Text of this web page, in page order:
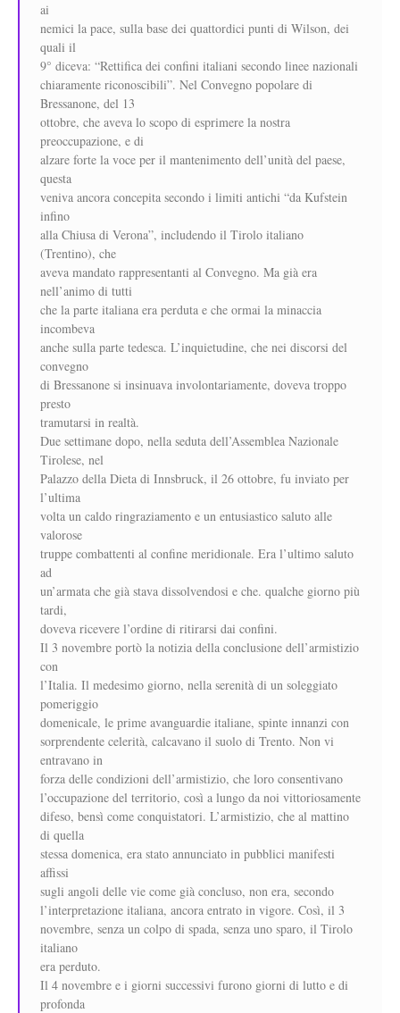
ai
nemici la pace, sulla base dei quattordici punti di Wilson, dei
quali il
9° diceva: “Rettifica dei confini italiani secondo linee nazionali
chiaramente riconoscibili”. Nel Convegno popolare di
Bressanone, del 13
ottobre, che aveva lo scopo di esprimere la nostra
preoccupazione, e di
alzare forte la voce per il mantenimento dell’unità del paese,
questa
veniva ancora concepita secondo i limiti antichi “da Kufstein
infino
alla Chiusa di Verona”, includendo il Tirolo italiano
(Trentino), che
aveva mandato rappresentanti al Convegno. Ma già era
nell’animo di tutti
che la parte italiana era perduta e che ormai la minaccia
incombeva
anche sulla parte tedesca. L’inquietudine, che nei discorsi del
convegno
di Bressanone si insinuava involontariamente, doveva troppo
presto
tramutarsi in realtà.
Due settimane dopo, nella seduta dell’Assemblea Nazionale
Tirolese, nel
Palazzo della Dieta di Innsbruck, il 26 ottobre, fu inviato per
l’ultima
volta un caldo ringraziamento e un entusiastico saluto alle
valorose
truppe combattenti al confine meridionale. Era l’ultimo saluto
ad
un’armata che già stava dissolvendosi e che. qualche giorno più
tardi,
doveva ricevere l’ordine di ritirarsi dai confini.
Il 3 novembre portò la notizia della conclusione dell’armistizio
con
l’Italia. Il medesimo giorno, nella serenità di un soleggiato
pomeriggio
domenicale, le prime avanguardie italiane, spinte innanzi con
sorprendente celerità, calcavano il suolo di Trento. Non vi
entravano in
forza delle condizioni dell’armistizio, che loro consentivano
l’occupazione del territorio, così a lungo da noi vittoriosamente
difeso, bensì come conquistatori. L’armistizio, che al mattino
di quella
stessa domenica, era stato annunciato in pubblici manifesti
affissi
sugli angoli delle vie come già concluso, non era, secondo
l’interpretazione italiana, ancora entrato in vigore. Così, il 3
novembre, senza un colpo di spada, senza uno sparo, il Tirolo
italiano
era perduto.
Il 4 novembre e i giorni successivi furono giorni di lutto e di
profonda